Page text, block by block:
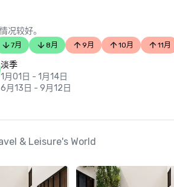
况较好。
7月 8月 9月 10月 11月
淡季
1月01日 - 1月14日
6月13日 - 9月12日
& Leisure's World